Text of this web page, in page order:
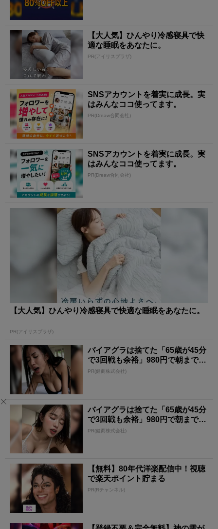
【大人気】ひんやり冷感寝具で快
適な睡眠をあなたに。
PR(アイリスプラザ)
SNSアカウントを着実に成長。実
はみんなココ使ってます。
PR(Dreaw合同会社)
SNSアカウントを着実に成長。実
はみんなココ使ってます。
PR(Dreaw合同会社)
【大人気】ひんやり冷感寝具で快適な睡眠をあなたに。
PR(アイリスプラザ)
バイアグラは捨てた「65歳が45分
で3回戦も余裕」980円で朝まで絶
好調！
PR(健商株式会社)
バイアグラは捨てた「65歳が45分
で3回戦も余裕」980円で朝まで絶
好調！
PR(健商株式会社)
【無料】80年代洋楽配信中！視聴
で楽天ポイント貯まる
PR(Rチャンネル)